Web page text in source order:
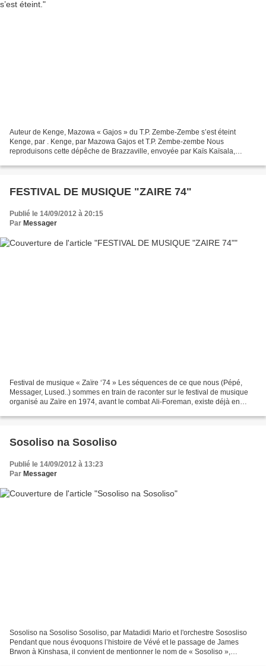
Auteur de Kenge, Mazowa « Gajos » du T.P. Zembe-Zembe s’est éteint
Kenge, par . Kenge, par Mazowa Gajos et T.P. Zembe-zembe Nous
reproduisons cette dépêche de Brazzaville, envoyée par Kaïs Kaïsala,
FESTIVAL DE MUSIQUE "ZAIRE 74"
Publié le 14/09/2012 à 20:15
Par Messager
Festival de musique « Zaïre ‘74 » Les séquences de ce que nous (Pépé,
Messager, Lused..) sommes en train de raconter sur le festival de musique
organisé au Zaïre en 1974, avant le combat Ali-Foreman, existe déjà en
Sosoliso na Sosoliso
Publié le 14/09/2012 à 13:23
Par Messager
Sosoliso na Sosoliso Sosoliso, par Matadidi Mario et l'orchestre Sososliso
Pendant que nous évoquons l’histoire de Vévé et le passage de James
Brwon à Kinshasa, il convient de mentionner le nom de « Sosoliso »,